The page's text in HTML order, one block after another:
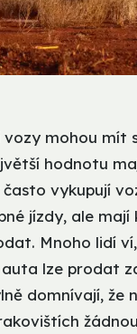
vozy mohou mít
hodnotu
vykupují
jízdy, ale mají
Mnoho lidí
lze prodat
domnívají, že